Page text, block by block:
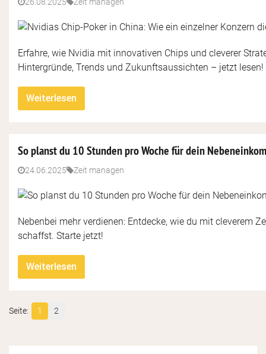
Erfahre, wie Nvidia mit innovativen Chips und cleverer
Hintergründe, Trends und Zukunftsaussichten – jetzt lesen!
Weiterlesen
So planst du 10 Stunden pro Woche für dein
24.06.2025 Zeit managen
Nebenbei mehr verdienen: Entdecke, wie du mit cleverem
schaffst. Starte jetzt!
Weiterlesen
1 2